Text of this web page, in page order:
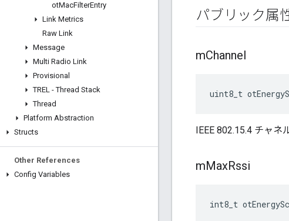
otMacFilterEntry
Link Metrics
Raw Link
Message
Multi Radio Link
Provisional
TREL - Thread Stack
Thread
Platform Abstraction
Structs
Other References
Config Variables
パブリック属
mChannel
uint8_t
IEEE 802.15.4 チャネ
mMaxRssi
int8_t